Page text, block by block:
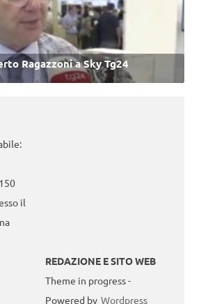
Ragazzoni a Sky Tg24
il
REDAZIONE E SITO WEB
Theme in progress -
Powered by Wordpress